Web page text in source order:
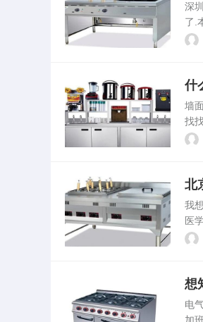
深
了.
外
什
墙
找
品
北
我
医
大
想
电